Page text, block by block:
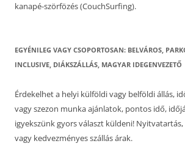
kanapé-szörfözés (CouchSurfing).
EGYÉNILEG VAGY CSOPORTOSAN: BELVÁROS,
INCLUSIVE, DIÁKSZÁLLÁS, MAGYAR IDEGENVEZETŐ
Érdekelhet a helyi külföldi vagy belföldi állás,
vagy szezon munka ajánlatok, pontos idő,
igyekszünk gyors választ küldeni!
vagy kedvezményes szállás árak.